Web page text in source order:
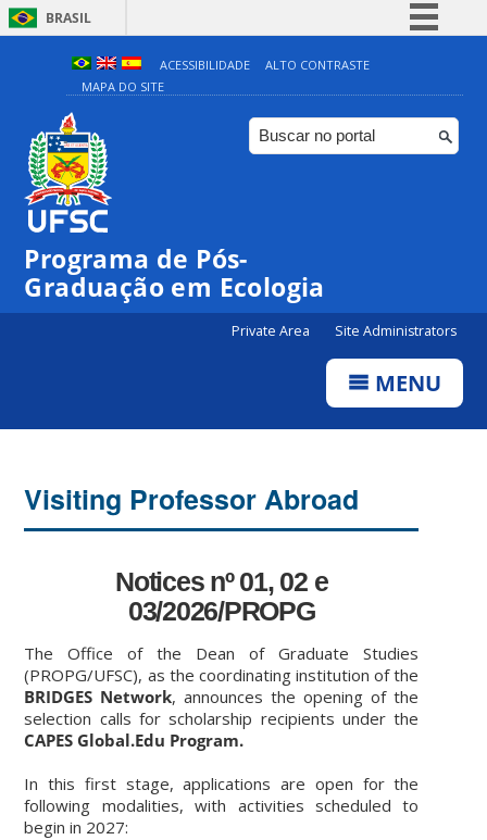
BRASIL
Simplifique!
Comunica BR
Participe
ACESSIBILIDADE
ALTO CONTRASTE
MAPA DO SITE
Programa de Pós-
Graduação em Ecologia
Private Area Site Administrators
MENU
Visiting Professor Abroad
Notices nº 01, 02 e
03/2026/PROPG
The Office of the Dean of Graduate Studies
(PROPG/UFSC), as the coordinating institution of the
BRIDGES Network, announces the opening of the
selection calls for scholarship recipients under the
CAPES Global.Edu Program.
In this first stage, applications are open for the
following modalities, with activities scheduled to
begin in 2027: